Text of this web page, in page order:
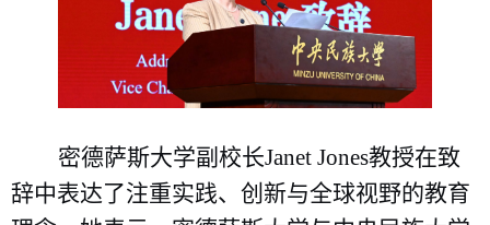
密德萨斯大学副校长Janet Jones教授在致
辞中表达了注重实践、创新与全球视野的教育